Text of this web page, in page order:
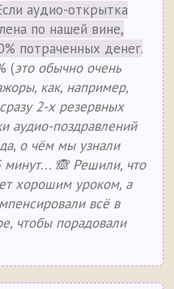
аудио-открытка
по нашей вине,
потраченных денег.
(это обычно очень
как, например,
2-х резервных
аудио-поздравлений
о чём мы узнали
минут... 🙈 Решили, что
хорошим уроком, а
всё в
чтобы порадовали